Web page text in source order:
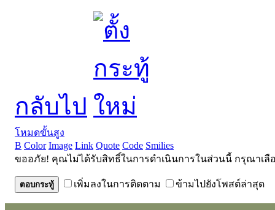
กลับไป
โหมดขั้นสูง
B Color Image Link Quote Code Smilies
ขออภัย! คุณไม่ได้รับสิทธิ์ในการดำเนินการในส่วนนี้ กรุณาเลื
ตอบกระทู้ เพิ่มลงในการติดตาม ข้ามไปยังโพสต์ล่าสุด